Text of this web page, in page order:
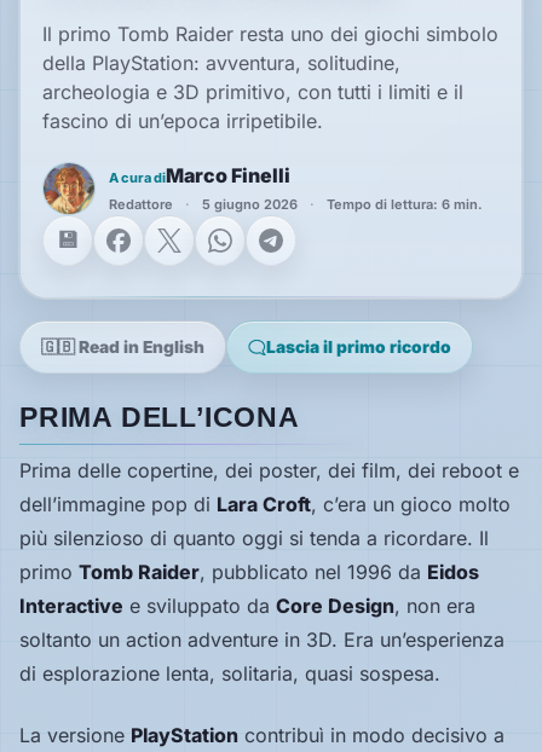
Speciali
Classici
giocabili
oggi
Emulatori
interpreti
Interviste
Hardware
PIATTAFORME
Tutte
piattaforme
Il primo Tomb Raider resta uno dei giochi simbolo
della PlayStation: avventura, solitudine,
archeologia e 3D primitivo, con tutti i limiti e il
fascino di un’epoca irripetibile.
A cura diMarco Finelli
Redattore 5 giugno 2026 Tempo di lettura: 6 min.
Facebook
X WhatsApp
Telegram
🇬🇧 Read in English Lascia il primo ricordo
PRIMA DELL’ICONA
Prima delle copertine, dei poster, dei film, dei reboot e
dell’immagine pop di Lara Croft, c’era un gioco molto
più silenzioso di quanto oggi si tenda a ricordare. Il
primo Tomb Raider, pubblicato nel 1996 da Eidos
Interactive e sviluppato da Core Design, non era
soltanto un action adventure in 3D. Era un’esperienza
di esplorazione lenta, solitaria, quasi sospesa.
La versione PlayStation contribuì in modo decisivo a